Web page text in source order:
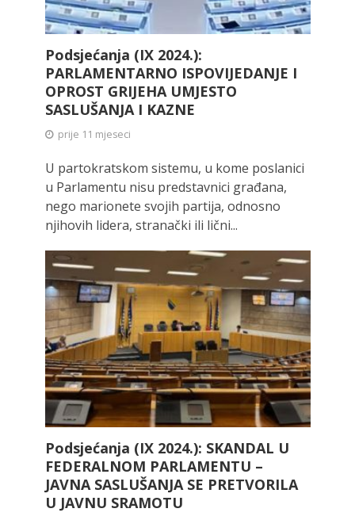
Podsjećanja (IX 2024.):
PARLAMENTARNO ISPOVIJEDANJE I
OPROST GRIJEHA UMJESTO
SASLUŠANJA I KAZNE
prije 11 mjeseci
U partokratskom sistemu, u kome poslanici
u Parlamentu nisu predstavnici građana,
nego marionete svojih partija, odnosno
njihovih lidera, stranački ili lični...
Podsjećanja (IX 2024.): SKANDAL U
FEDERALNOM PARLAMENTU –
JAVNA SASLUŠANJA SE PRETVORILA
U JAVNU SRAMOTU